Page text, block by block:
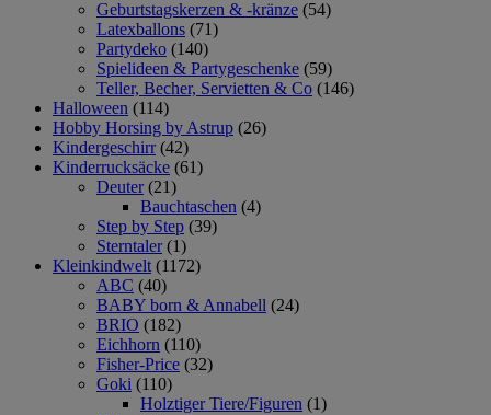
Geburtstagskerzen & -kränze (54)
Latexballons (71)
Partydeko (140)
Spielideen & Partygeschenke (59)
Teller, Becher, Servietten & Co (146)
Halloween (114)
Hobby Horsing by Astrup (26)
Kindergeschirr (42)
Kinderrucksäcke (61)
Deuter (21)
Bauchtaschen (4)
Step by Step (39)
Sterntaler (1)
Kleinkindwelt (1172)
ABC (40)
BABY born & Annabell (24)
BRIO (182)
Eichhorn (110)
Fisher-Price (32)
Goki (110)
Holztiger Tiere/Figuren (1)